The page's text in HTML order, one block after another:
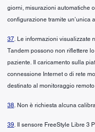
giorni, misurazioni automatiche
configurazione tramite un’unica
37. Le informazioni visualizzate
Tandem possono non riflettere
paziente. Il caricamento sulla
connessione Internet o di rete
destinato al monitoraggio
38. Non è richiesta alcuna
39. Il sensore FreeStyle Libre 3